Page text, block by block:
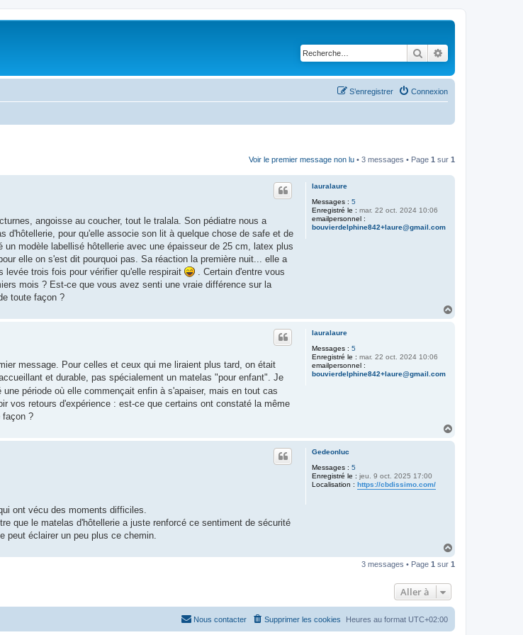
Rechercher
Connexion
S’enregistrer
Voir le premier message non lu • 3 messages • Page 1 sur 1
lauralaure
Messages : 5
Enregistré le : mar. 22 oct. 2024 10:06
emailpersonnel :
bouvierdelphine842+laure@gmail.com
angoisse au coucher, tout le tralala. Son pédiatre nous a
d'hôtellerie, pour qu'elle associe son lit à quelque chose de safe et de
modèle labellisé hôtellerie avec une épaisseur de 25 cm, latex plus
elle on s'est dit pourquoi pas. Sa réaction la première nuit... elle a
levée trois fois pour vérifier qu'elle respirait
. Certain d'entre vous
mois ? Est-ce que vous avez senti une vraie différence sur la
toute façon ?
lauralaure
Messages : 5
Enregistré le : mar. 22 oct. 2024 10:06
emailpersonnel :
bouvierdelphine842+laure@gmail.com
message. Pour celles et ceux qui me liraient plus tard, on était
et durable, pas spécialement un matelas "pour enfant". Je
période où elle commençait enfin à s'apaiser, mais en tout cas
vos retours d'expérience : est-ce que certains ont constaté la même
façon ?
Gedeonluc
Messages : 5
Enregistré le : jeu. 9 oct. 2025 17:00
Localisation : https://cbdissimo.com/
ont vécu des moments difficiles.
que le matelas d'hôtellerie a juste renforcé ce sentiment de sécurité
peut éclairer un peu plus ce chemin.
u
3 messages • Page 1 sur 1
Aller à
Heures au format UTC+02:00
Supprimer les cookies
Nous contacter